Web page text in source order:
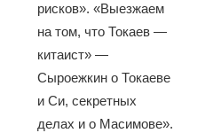
рисков». «Выезжаем
на том, что Токаев —
китаист» —
Сыроежкин о Токаеве
и Си, секретных
делах и о Масимове».